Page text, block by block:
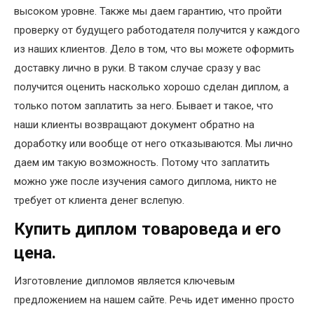
высоком уровне. Также мы даем гарантию, что пройти
проверку от будущего работодателя получится у каждого
из наших клиентов. Дело в том, что вы можете оформить
доставку лично в руки. В таком случае сразу у вас
получится оценить насколько хорошо сделан диплом, а
только потом заплатить за него. Бывает и такое, что
наши клиенты возвращают документ обратно на
доработку или вообще от него отказываются. Мы лично
даем им такую возможность. Потому что заплатить
можно уже после изучения самого диплома, никто не
требует от клиента денег вслепую.
Купить диплом товароведа и его
цена.
Изготовление дипломов является ключевым
предложением на нашем сайте. Речь идет именно просто